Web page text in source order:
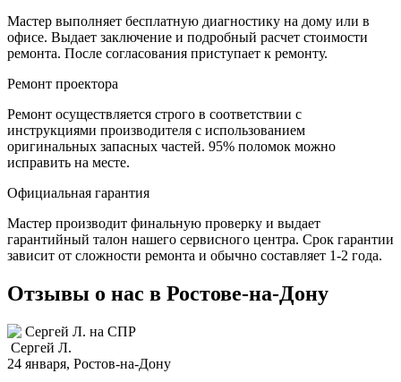
Мастер выполняет бесплатную диагностику на дому или в
офисе. Выдает заключение и подробный расчет стоимости
ремонта. После согласования приступает к ремонту.
Ремонт проектора
Ремонт осуществляется строго в соответствии с
инструкциями производителя с использованием
оригинальных запасных частей. 95% поломок можно
исправить на месте.
Официальная гарантия
Мастер производит финальную проверку и выдает
гарантийный талон нашего сервисного центра. Срок гарантии
зависит от сложности ремонта и обычно составляет 1-2 года.
Отзывы о нас в Ростове-на-Дону
Сергей Л.
24 января, Ростов-на-Дону